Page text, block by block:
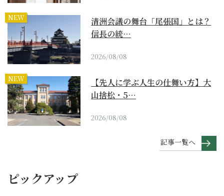
NEW
清洲会議の舞台「尾張国」とは？
信長の統…
2026/08/08
NEW
【先人に学ぶ人生の仕舞い方】大
山捨松・5…
2026/08/08
記事一覧へ
ピックアップ